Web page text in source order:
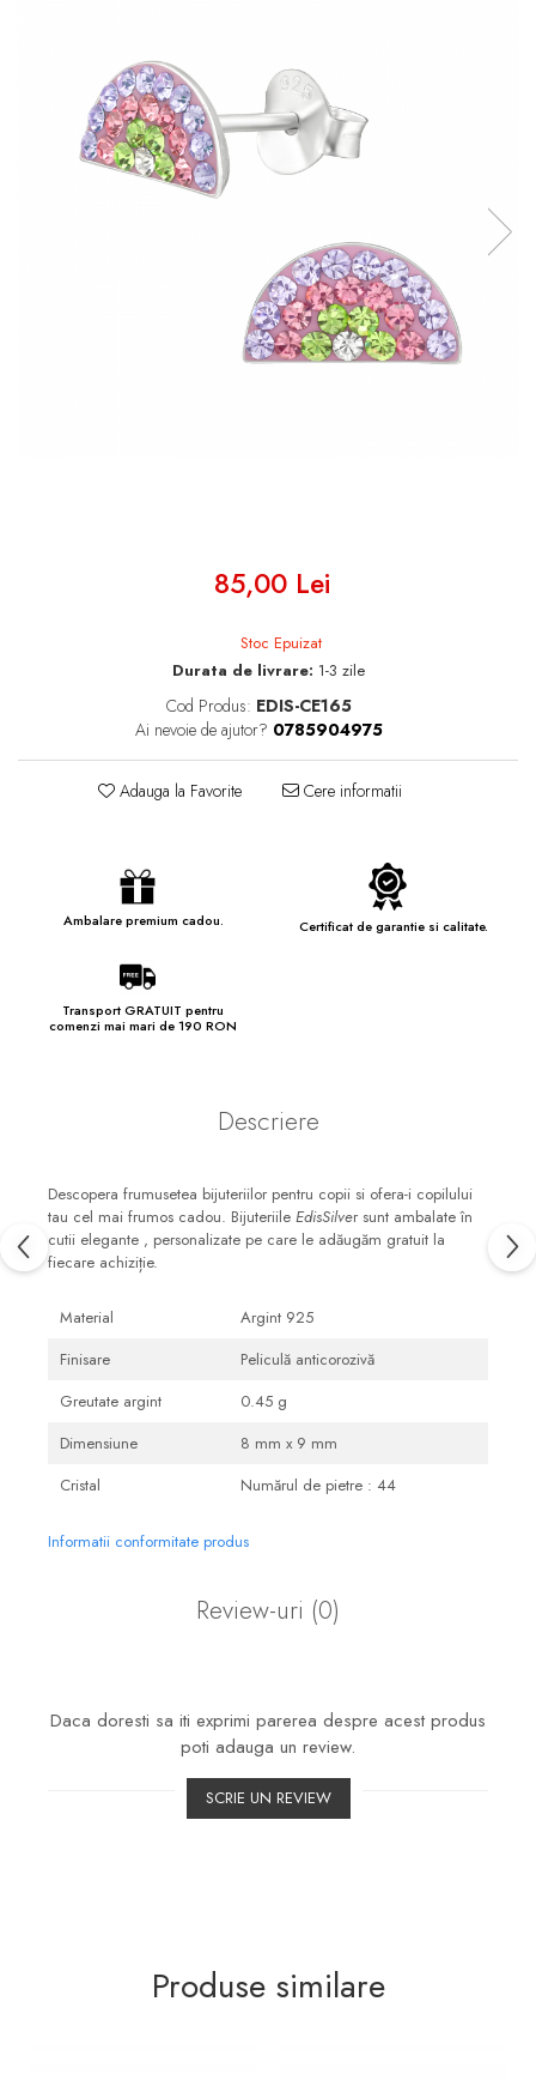
85,00 Lei
Stoc Epuizat
Durata de livrare: 1-3 zile
Cod Produs: EDIS-CE165
Ai nevoie de ajutor? 0785904975
Adauga la Favorite Cere informatii
Ambalare premium cadou. Certificat de garantie si calitate.
Transport GRATUIT pentru
comenzi mai mari de 190 RON
Descriere
Descopera frumusetea bijuteriilor pentru copii si ofera-i copilului
tau cel mai frumos cadou. Bijuteriile EdisSilver sunt ambalate în
cutii elegante , personalizate pe care le adăugăm gratuit la
fiecare achiziție.
Material
Argint 925
Finisare
Peliculă anticorozivă
Greutate argint
0.45 g
Dimensiune
8 mm x 9 mm
Cristal
Numărul de pietre : 44
Informatii conformitate produs
Review-uri (0)
Daca doresti sa iti exprimi parerea despre acest produs
poti adauga un review.
SCRIE UN REVIEW
Produse similare